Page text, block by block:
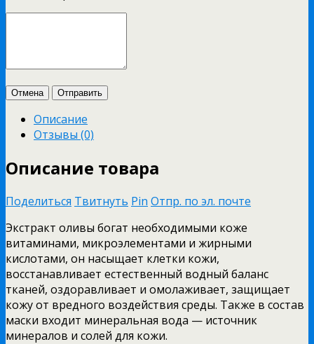
Отмена Отправить
Описание
Отзывы (0)
Описание товара
Поделиться Твитнуть Pin Отпр. по эл. почте
Экстракт оливы богат необходимыми коже
витаминами, микроэлементами и жирными
кислотами, он насыщает клетки кожи,
восстанавливает естественный водный баланс
тканей, оздоравливает и омолаживает, защищает
кожу от вредного воздействия среды. Также в состав
маски входит минеральная вода — источник
минералов и солей для кожи.